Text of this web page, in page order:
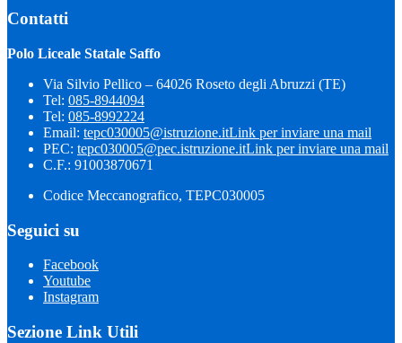
Contatti
Polo Liceale Statale Saffo
Via Silvio Pellico – 64026 Roseto degli Abruzzi (TE)
Tel: 085-8944094
Tel: 085-8992224
Email: tepc030005@istruzione.itLink per inviare una mail
PEC: tepc030005@pec.istruzione.itLink per inviare una mail
C.F.: 91003870671
Codice Meccanografico, TEPC030005
Seguici su
Facebook
Youtube
Instagram
Sezione Link Utili